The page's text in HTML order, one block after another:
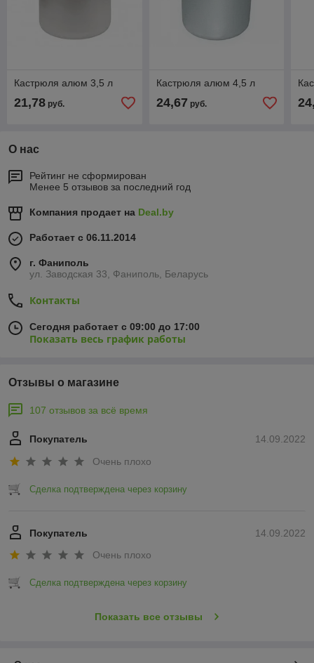
Кастрюля алюм 3,5 л
21,78 руб.
Кастрюля алюм 4,5 л
24,67 руб.
О нас
Рейтинг не сформирован
Менее 5 отзывов за последний год
Компания продает на Deal.by
Работает с 06.11.2014
г. Фаниполь
ул. Заводская 33, Фаниполь, Беларусь
Контакты
Сегодня работает с 09:00 до 17:00
Показать весь график работы
Отзывы о магазине
107 отзывов за всё время
14.09.2022
Покупатель
Очень плохо
Сделка подтверждена через корзину
14.09.2022
Покупатель
Очень плохо
Сделка подтверждена через корзину
Показать все отзывы